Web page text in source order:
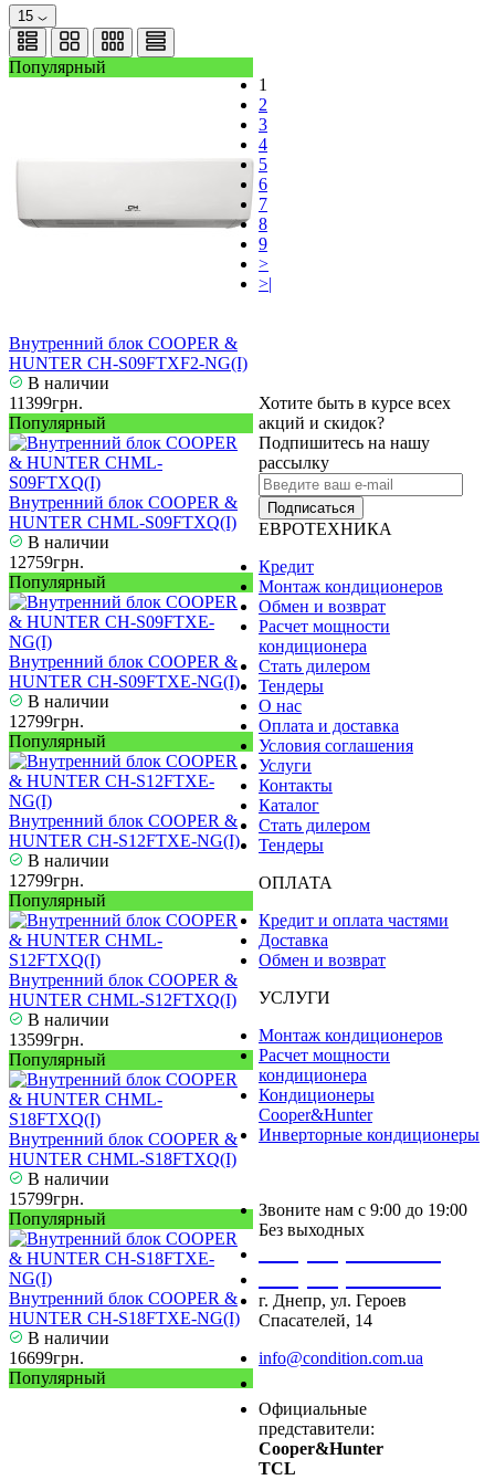
15
Популярный
Внутренний блок COOPER &
HUNTER CH-S09FTXF2-NG(I)
В наличии
11399грн.
Популярный
Внутренний блок COOPER &
HUNTER CHML-S09FTXQ(I)
В наличии
12759грн.
Популярный
Внутренний блок COOPER &
HUNTER CH-S09FTXE-NG(I)
В наличии
12799грн.
Популярный
Внутренний блок COOPER &
HUNTER CH-S12FTXE-NG(I)
В наличии
12799грн.
Популярный
Внутренний блок COOPER &
HUNTER CHML-S12FTXQ(I)
В наличии
13599грн.
Популярный
Внутренний блок COOPER &
HUNTER CHML-S18FTXQ(I)
В наличии
15799грн.
Популярный
Внутренний блок COOPER &
HUNTER CH-S18FTXE-NG(I)
В наличии
16699грн.
Популярный
1
2
3
4
5
6
7
8
9
>
>|
Хотите быть в курсе всех
акций и скидок?
Подпишитесь на нашу
рассылку
Подписаться
ЕВРОТЕХНИКА
Кредит
Монтаж кондиционеров
Обмен и возврат
Расчет мощности
кондиционера
Стать дилером
Тендеры
О нас
Оплата и доставка
Условия соглашения
Услуги
Контакты
Каталог
Стать дилером
Тендеры
ОПЛАТА
Кредит и оплата частями
Доставка
Обмен и возврат
УСЛУГИ
Монтаж кондиционеров
Расчет мощности
кондиционера
Кондиционеры
Cooper&Hunter
Инверторные кондиционеры
Звоните нам с 9:00 до 19:00
Без выходных
г. Днепр, ул. Героев
Спасателей, 14
info@condition.com.ua
Официальные
представители:
Cooper&Hunter
TCL